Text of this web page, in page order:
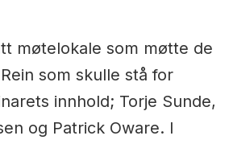
møtelokale som møtte de
som skulle stå for
innhold; Torje Sunde,
og Patrick Oware. I